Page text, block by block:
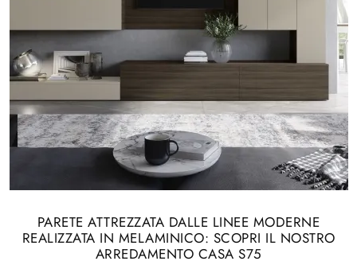
PARETE ATTREZZATA DALLE LINEE MODERNE
REALIZZATA IN MELAMINICO: SCOPRI IL NOSTRO
ARREDAMENTO CASA S75